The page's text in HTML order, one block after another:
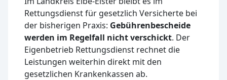
Rettungsdienst für gesetzlich Versicherte bei
der bisherigen Praxis: Gebührenbescheide
werden im Regelfall nicht verschickt. Der
Eigenbetrieb Rettungsdienst rechnet die
Leistungen weiterhin direkt mit den
gesetzlichen Krankenkassen ab.